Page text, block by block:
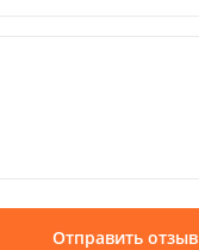
Отправить отзыв